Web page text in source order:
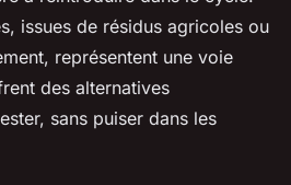
issues de résidus agricoles ou
représentent une voie
des alternatives
sans puiser dans les